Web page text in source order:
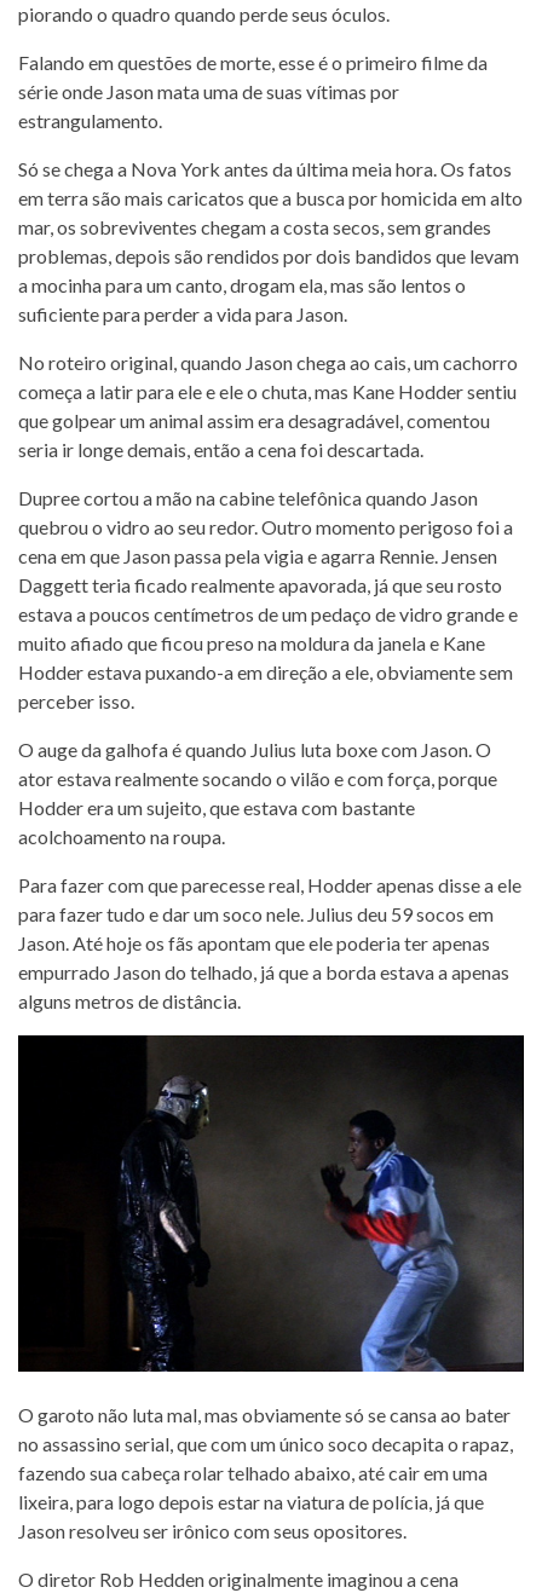
piorando o quadro quando perde seus óculos.
Falando em questões de morte, esse é o primeiro filme da
série onde Jason mata uma de suas vítimas por
estrangulamento.
Só se chega a Nova York antes da última meia hora. Os fatos
em terra são mais caricatos que a busca por homicida em alto
mar, os sobreviventes chegam a costa secos, sem grandes
problemas, depois são rendidos por dois bandidos que levam
a mocinha para um canto, drogam ela, mas são lentos o
suficiente para perder a vida para Jason.
No roteiro original, quando Jason chega ao cais, um cachorro
começa a latir para ele e ele o chuta, mas Kane Hodder sentiu
que golpear um animal assim era desagradável, comentou
seria ir longe demais, então a cena foi descartada.
Dupree cortou a mão na cabine telefônica quando Jason
quebrou o vidro ao seu redor. Outro momento perigoso foi a
cena em que Jason passa pela vigia e agarra Rennie. Jensen
Daggett teria ficado realmente apavorada, já que seu rosto
estava a poucos centímetros de um pedaço de vidro grande e
muito afiado que ficou preso na moldura da janela e Kane
Hodder estava puxando-a em direção a ele, obviamente sem
perceber isso.
O auge da galhofa é quando Julius luta boxe com Jason. O
ator estava realmente socando o vilão e com força, porque
Hodder era um sujeito, que estava com bastante
acolchoamento na roupa.
Para fazer com que parecesse real, Hodder apenas disse a ele
para fazer tudo e dar um soco nele. Julius deu 59 socos em
Jason. Até hoje os fãs apontam que ele poderia ter apenas
empurrado Jason do telhado, já que a borda estava a apenas
alguns metros de distância.
O garoto não luta mal, mas obviamente só se cansa ao bater
no assassino serial, que com um único soco decapita o rapaz,
fazendo sua cabeça rolar telhado abaixo, até cair em uma
lixeira, para logo depois estar na viatura de polícia, já que
Jason resolveu ser irônico com seus opositores.
O diretor Rob Hedden originalmente imaginou a cena